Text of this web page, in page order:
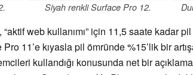
Siyah renkli Surface Pro 12.
web kullanımı” için 11,5 saate kadar
11’e kıyasla pil ömründe %15’lik bir
kullandığı konusunda net bir açıklama